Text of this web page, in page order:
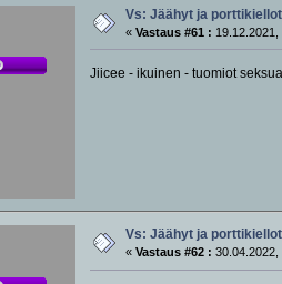
Vs: Jäähyt ja porttikiellot
« Vastaus #61 : 19.12.2021,
Jiicee - ikuinen - tuomiot
Vs: Jäähyt ja porttikiellot
« Vastaus #62 : 30.04.2022,